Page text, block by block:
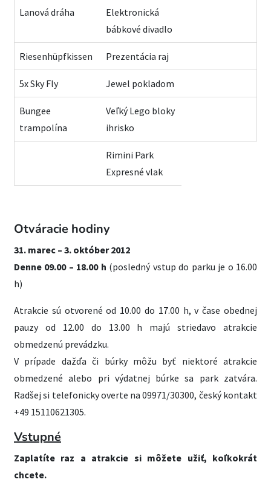
Lanová dráha
Elektronická
bábkové divadlo
Riesenhüpfkissen Prezentácia raj
5x Sky Fly Jewel pokladom
Bungee
trampolína
Veľký Lego bloky
ihrisko
Rimini Park
Expresné vlak
Otváracie hodiny
31. marec – 3. október 2012
Denne 09.00 – 18.00 h (posledný vstup do parku je o 16.00
h)
Atrakcie sú otvorené od 10.00 do 17.00 h, v čase obednej
pauzy od 12.00 do 13.00 h majú striedavo atrakcie
obmedzenú prevádzku.
V prípade dažďa či búrky môžu byť niektoré atrakcie
obmedzené alebo pri výdatnej búrke sa park zatvára.
Radšej si telefonicky overte na 09971/30300, český kontakt
+49 15110621305.
Vstupné
Zaplatíte raz a atrakcie si môžete užiť, koľkokrát
chcete.